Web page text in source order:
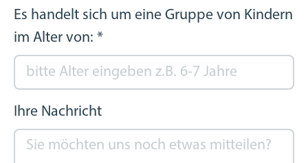
Es handelt sich um eine Gruppe von Kindern
im Alter von: *
Ihre Nachricht